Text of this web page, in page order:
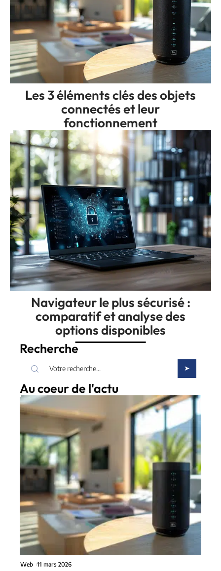
Les 3 éléments clés des objets
connectés et leur
fonctionnement
Navigateur le plus sécurisé :
comparatif et analyse des
options disponibles
Recherche
Au coeur de l'actu
Web 11 mars 2026